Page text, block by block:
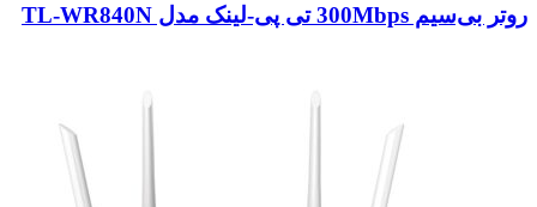
روتر بی‌سیم 300Mbps تی پی-لینک مدل TL-WR840N